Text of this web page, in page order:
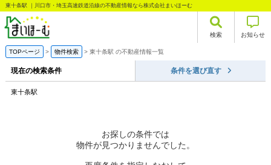
東十条駅 ｜川口市・埼玉高速鉄道沿線の不動産情報なら株式会社まいほーむ
検索 お知らせ
TOPページ 物件検索 東十条駅 の不動産情報一覧
現在の検索条件 条件を選び直す
東十条駅
お探しの条件では
物件が見つかりませんでした。